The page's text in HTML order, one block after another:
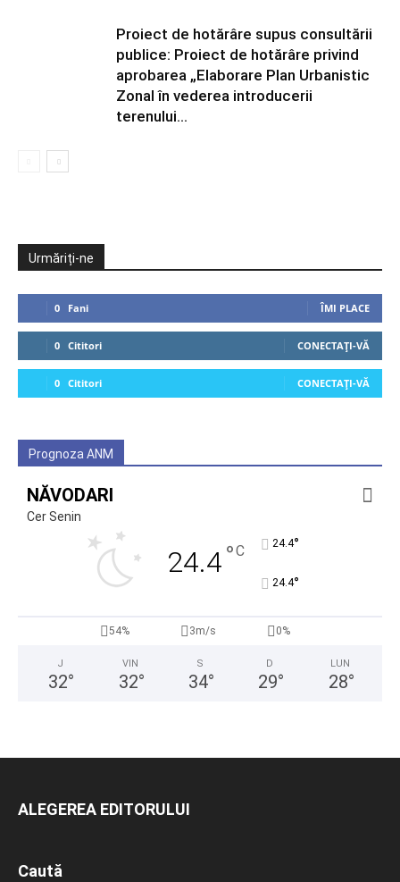
Proiect de hotărâre supus consultării
publice: Proiect de hotărâre privind
aprobarea „Elaborare Plan Urbanistic
Zonal în vederea introducerii
terenului...
Urmăriți-ne
0 Fani ÎMI PLACE
0 Cititori CONECTAȚI-VĂ
0 Cititori CONECTAȚI-VĂ
Prognoza ANM
NĂVODARI
Cer Senin
24.4°C 24.4°
24.4°
54% 3m/s 0%
J
32°
VIN
32°
S
34°
D
29°
LUN
28°
ALEGEREA EDITORULUI
Caută